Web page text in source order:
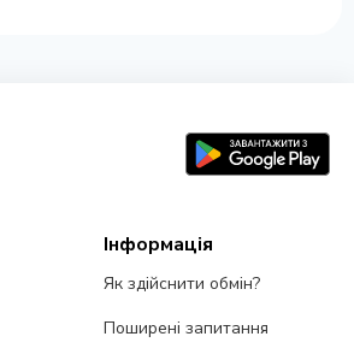
Інформація
Як здійснити обмін?
Поширені запитання